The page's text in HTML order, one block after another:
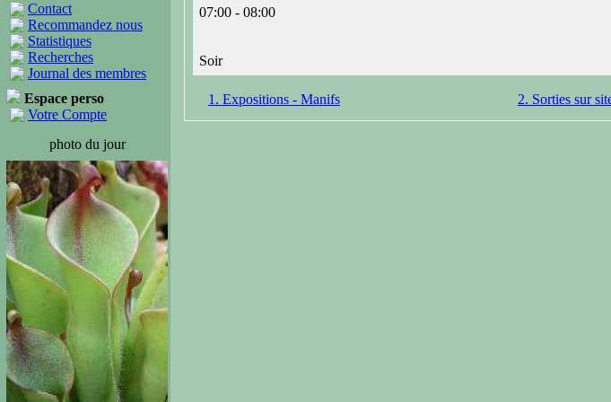
Contact
Recommandez nous
Statistiques
Recherches
Journal des membres
Espace perso
Votre Compte
photo du jour
07:00 - 08:00
Soir
1. Expositions - Manifs 2. Sorties sur